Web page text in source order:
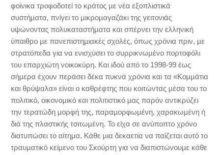
φοίνικα τροφοδοτεί το κράτος µε νέα εξοπλιστικά
συστήµατα, πνίγει το µικροµαγαζάκι της γειτονιάς
υψώνοντας πολυκαταστήµατα και σπέρνει την ελληνική
ύπαιθρο µε πανεπιστηµιακές σχολές, όπως χρόνια πριν, µε
στρατόπεδα για να ενισχύσει το συρρικνωµένο πορτοφόλι
του επαρχιώτη νοικοκύρη. Και ιδού από το 1998-99 έως
σήµερα έχουν περάσει δέκα πυκνά χρόνια και τα «Κοµµάτια
και θρύψαλα» είναι ο καθρέφτης που κοιτώντας µέσα του το
πολιτικό, οικονοµικό και πολιτιστικό µας παρόν αντικρύζει
την τερατώδη µορφή της, παραµορφωµένη, χαρακωµένη ή
διά της πλαστικής τσιτωµένη. Το είχα σε ανύποπτο χρόνο
διατυπώσει το αίτηµα. Κάθε µια δεκαετία να παίζεται αυτό το
τραυµατικό κείµενο του Σκούρτη για να διαπιστώνουµε κάθε